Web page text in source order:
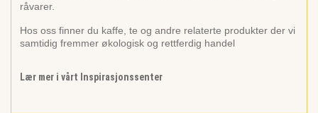
råvarer.
Hos oss finner du kaffe, te og andre relaterte produkter der vi
samtidig fremmer økologisk og rettferdig handel
Lær mer i vårt Inspirasjonssenter